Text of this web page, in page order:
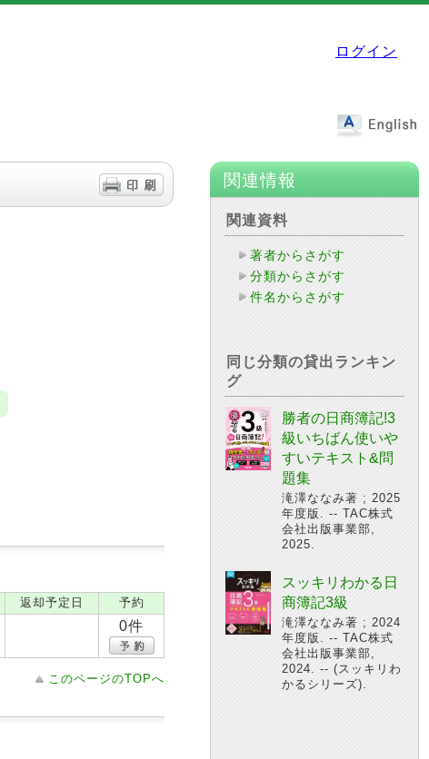
ログイン
返却予定日 予約
0件
このページのTOPへ
関連情報
関連資料
著者からさがす
分類からさがす
件名からさがす
同じ分類の貸出ランキン
グ
勝者の日商簿記!3
級いちばん使いや
すいテキスト&問
題集
滝澤ななみ著 ; 2025
年度版. -- TAC株式
会社出版事業部,
2025.
スッキリわかる日
商簿記3級
滝澤ななみ著 ; 2024
年度版. -- TAC株式
会社出版事業部,
2024. -- (スッキリわ
かるシリーズ).